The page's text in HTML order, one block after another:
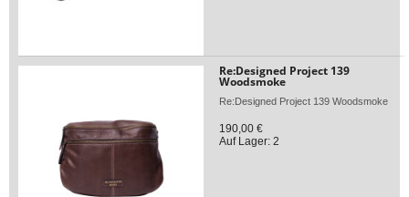
Re:Designed Project 139
Woodsmoke
Re:Designed Project 139 Woodsmoke
190,00 €
Auf Lager: 2